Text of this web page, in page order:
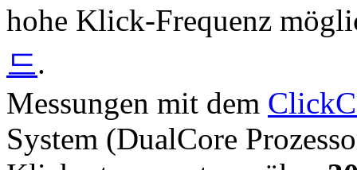
hohe Klick-Frequenz
드.
Messungen mit dem
System (DualCore